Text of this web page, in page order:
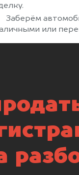
Заберём
или